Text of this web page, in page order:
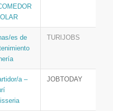
es de
TURIJOBS
a –
JOBTODAY